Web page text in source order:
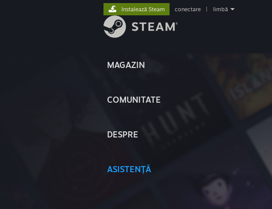
MAGAZIN
COMUNITATE
DESPRE
ASISTENȚĂ
Instalează Steam conectare limbă